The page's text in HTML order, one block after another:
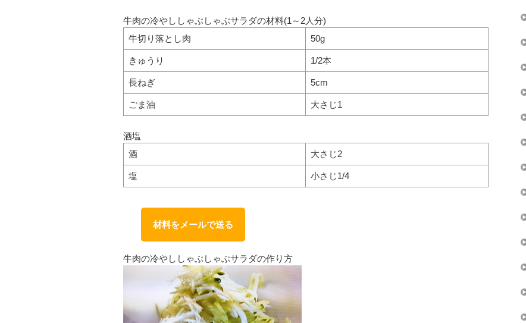
牛肉の冷やししゃぶしゃぶサラダの材料(1～2人分)
牛切り落とし肉
50g
きゅうり 1/2本
長ねぎ 5cm
ごま油 大さじ1
酒塩
酒
大さじ2
塩 小さじ1/4
材料をメールで送る
牛肉の冷やししゃぶしゃぶサラダの作り方